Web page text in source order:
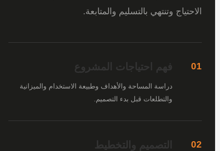
الاحتياج وتنتهي بالتسليم والمتابعة.
01 فهم احتياجات المشروع
دراسة المساحة والأهداف وطبيعة الاستخدام والميزانية
والتطلعات قبل بدء التصميم.
02 التصميم والتخطيط